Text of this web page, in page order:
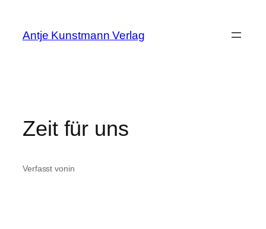
springen
Antje Kunstmann Verlag
Zeit für uns
Verfasst vonin